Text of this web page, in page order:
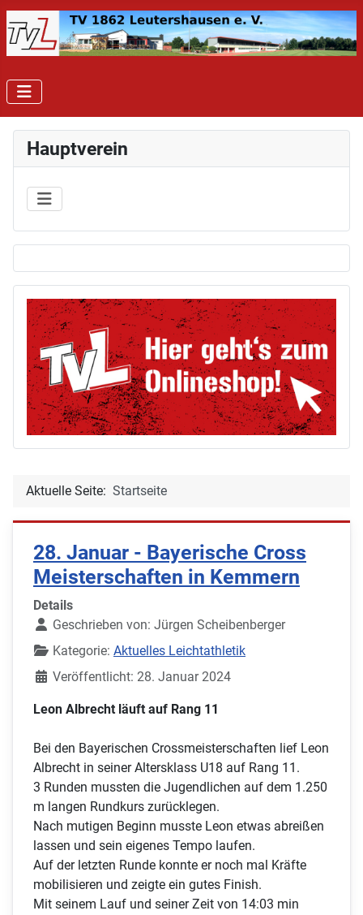
Hauptverein
Aktuelle Seite: Startseite
28. Januar - Bayerische Cross
Meisterschaften in Kemmern
Details
Geschrieben von: Jürgen Scheibenberger
Kategorie: Aktuelles Leichtathletik
Veröffentlicht: 28. Januar 2024
Leon Albrecht läuft auf Rang 11
Bei den Bayerischen Crossmeisterschaften lief Leon
Albrecht in seiner Altersklass U18 auf Rang 11.
3 Runden mussten die Jugendlichen auf dem 1.250
m langen Rundkurs zurücklegen.
Nach mutigen Beginn musste Leon etwas abreißen
lassen und sein eigenes Tempo laufen.
Auf der letzten Runde konnte er noch mal Kräfte
mobilisieren und zeigte ein gutes Finish.
Mit seinem Lauf und seiner Zeit von 14:03 min